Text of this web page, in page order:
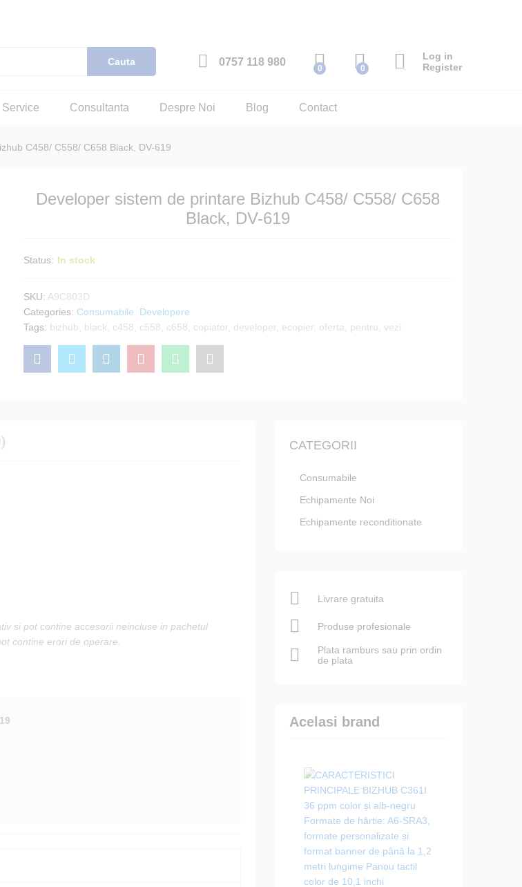
Cauta 0757 118 980
0 0
Log in
Register
Service Consultanta Despre Noi Blog Contact
C458/ C558/ C658 Black, DV-619
Developer sistem de printare Bizhub C458/ C558/ C658
Black, DV-619
Status: In stock
SKU: A9C803D
Categories: Consumabile
Developere
Tags: bizhub black c458 c558 c658 copiator developer ecopier oferta pentru ,vezi
si pot contine accesorii neincluse in pachetul
contine erori de operare.
CATEGORII
Consumabile
Echipamente Noi
Echipamente reconditionate
Livrare gratuita
Produse profesionale
Plata ramburs sau prin ordin
de plata
Acelasi brand
C658 Black, DV-619